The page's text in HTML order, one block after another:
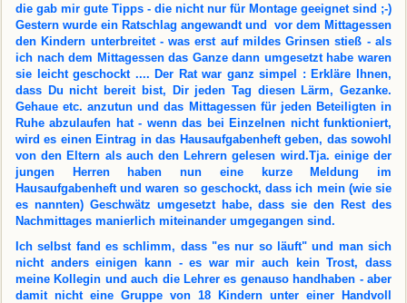
die gab mir gute Tipps - die nicht nur für Montage geeignet sind ;-)
Gestern wurde ein Ratschlag angewandt und vor dem Mittagessen
den Kindern unterbreitet - was erst auf mildes Grinsen stieß - als
ich nach dem Mittagessen das Ganze dann umgesetzt habe waren
sie leicht geschockt .... Der Rat war ganz simpel : Erkläre Ihnen,
dass Du nicht bereit bist, Dir jeden Tag diesen Lärm, Gezanke.
Gehaue etc. anzutun und das Mittagessen für jeden Beteiligten in
Ruhe abzulaufen hat - wenn das bei Einzelnen nicht funktioniert,
wird es einen Eintrag in das Hausaufgabenheft geben, das sowohl
von den Eltern als auch den Lehrern gelesen wird.Tja. einige der
jungen Herren haben nun eine kurze Meldung im
Hausaufgabenheft und waren so geschockt, dass ich mein (wie sie
es nannten) Geschwätz umgesetzt habe, dass sie den Rest des
Nachmittages manierlich miteinander umgegangen sind.
Ich selbst fand es schlimm, dass "es nur so läuft" und man sich
nicht anders einigen kann - es war mir auch kein Trost, dass
meine Kollegin und auch die Lehrer es genauso handhaben - aber
damit nicht eine Gruppe von 18 Kindern unter einer Handvoll